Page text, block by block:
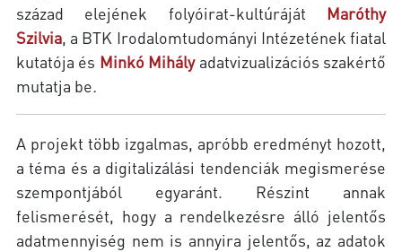
század elejének folyóirat-kultúráját Maróthy
Szilvia , a BTK Irodalomtudományi Intézetének fiatal
kutatója és Minkó Mihályadatvizualizációs szakértő
mutatja be
A projekt több izgalmas, apróbb eredményt hozott,
a téma és a digitalizálási tendenciák megismerése
szempontjából egyaránt. Részint annak
felismerését, hogy a rendelkezésre álló jelentős
adatmennyiség nem is annyira jelentős, az adatok